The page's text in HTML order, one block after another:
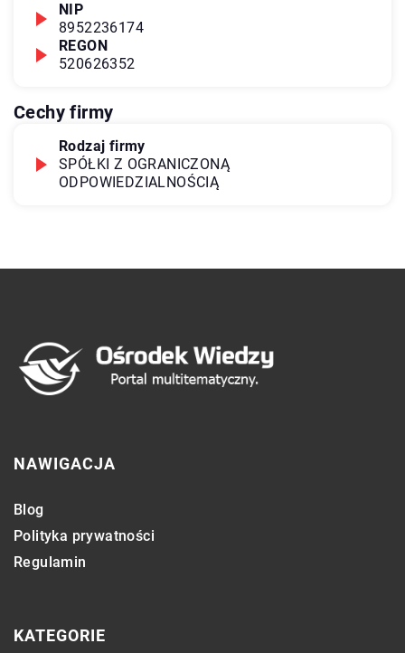
NIP
8952236174
REGON
520626352
Cechy firmy
Rodzaj firmy
SPÓŁKI Z OGRANICZONĄ
ODPOWIEDZIALNOŚCIĄ
NAWIGACJA
Blog
Polityka prywatności
Regulamin
KATEGORIE